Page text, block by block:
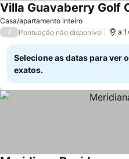
Casa/apartamento inteiro
Villa Guavaberry Golf
/ Pontuação não disponível a
Selecione as datas para ver
exatos.